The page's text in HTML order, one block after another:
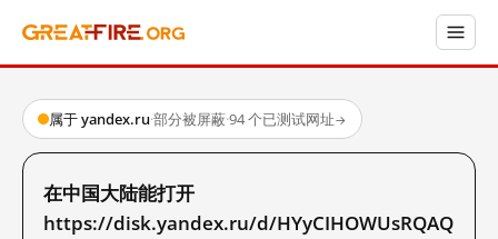
属于 yandex.ru·部分被屏蔽·94 个已测试网址→
在中国大陆能打开
https://disk.yandex.ru/d/HYyCIHOWUsRQAQ